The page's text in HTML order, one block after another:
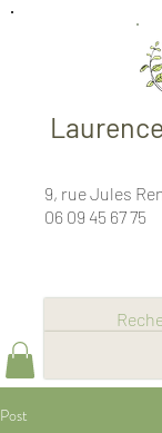
9, rue Jules
06 09 45 67 75
Post